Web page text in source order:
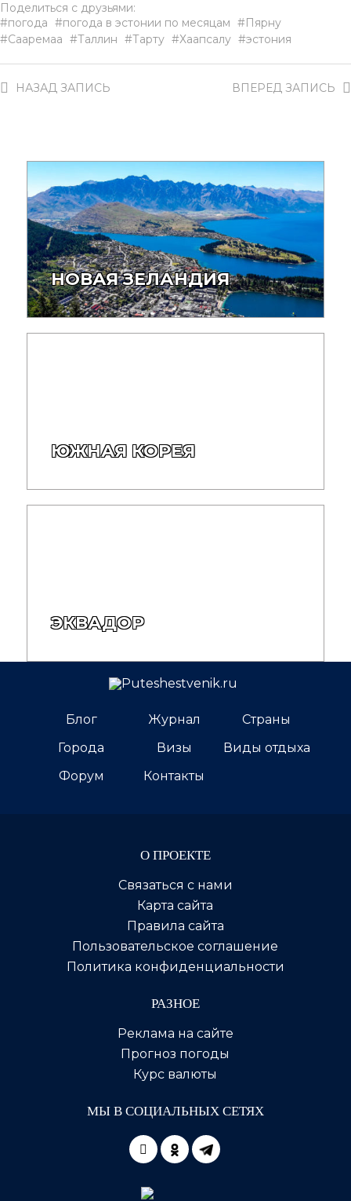
Поделиться с друзьями:
погода
погода в эстонии по месяцам
Пярну
Сааремаа
Таллин Тарту Хаапсалу эстония
ВПЕРЕД ЗАПИСЬ
НАЗАД ЗАПИСЬ
НОВАЯ ЗЕЛАНДИЯ
ЮЖНАЯ КОРЕЯ
ЭКВАДОР
Блог Журнал
Страны
Города
Визы
Виды отдыха
Форум
Контакты
О ПРОЕКТЕ
Связаться с нами
Карта сайта
Правила сайта
Пользовательское соглашение
Политика конфиденциальности
РАЗНОЕ
Реклама на сайте
Прогноз погоды
Курс валюты
МЫ В СОЦИАЛЬНЫХ СЕТЯХ